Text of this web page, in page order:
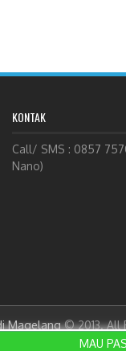
MAU
KONTAK
Call/ SMS : 0857
Nano)
Magelang© 2013. All